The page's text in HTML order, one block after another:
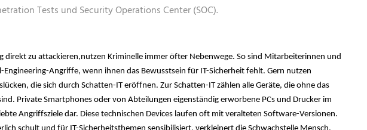
NETZWERKE-
IT-
MANAGED-
NETZWERKE-
Tests und Security Operations Center (SOC).
direkt zu attackieren,nutzen Kriminelle immer öfter Nebenwege. So sind Mitarbeiterinnen und
Angriffe, wenn ihnen das Bewusstsein für IT-Sicherheit fehlt. Gern nutzen
die sich durch Schatten-IT eröffnen. Zur Schatten-IT zählen alle Geräte, die ohne das
Private Smartphones oder von Abteilungen eigenständig erworbene PCs und Drucker im
Angriffsziele dar. Diese technischen Devices laufen oft mit veralteten Software-Versionen.